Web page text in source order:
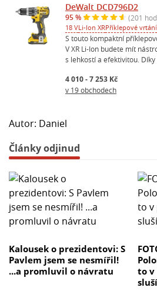
DeWalt DCD796D2
95 % (201
18 VLi-Ion XRPříklepové vrtání
S touto kompaktní
V XR Li-Ion budete mít
s lehkostí a efektivitou. Díky
4 010 - 7 253 Kč
v 19 obchodech
Autor: Daniel
Články odjinud
Kalousek o prezidentovi: S
Pavlem jsem se nesmířil!
...a promluvil o návratu
to v
sluší